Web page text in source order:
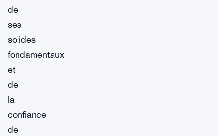
de
ses
solides
fondamentaux
et
de
la
confiance
de